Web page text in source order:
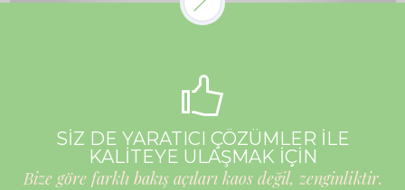
SİZ DE YARATICI ÇÖZÜMLER İLE
KALİTEYE ULAŞMAK İÇİN
Bize göre farklı bakış açıları kaos değil, zenginliktir.